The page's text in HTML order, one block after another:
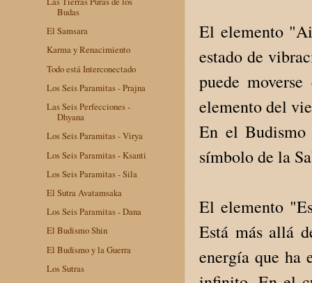
El elemento
estado de
puede
elemento del
En el
símbolo de la
El elemento
Está más allá
energía que ha
Budas
El Samsara
Karma y Renacimiento
Todo está Interconectado
Los Seis Paramitas - Prajna
Las Seis Perfecciones -
Dhyana
Los Seis Paramitas - Virya
Los Seis Paramitas - Ksanti
Los Seis Paramitas - Sila
El Sutra Avatamsaka
Los Seis Paramitas - Dana
El Budismo Shin
El Budismo y la Guerra
Los Sutras